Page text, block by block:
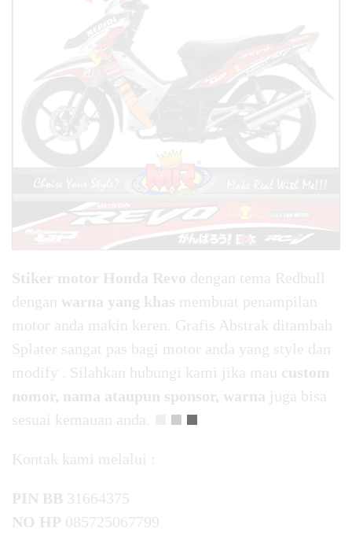
Stiker motor Honda Revo dengan tema Redbull
dengan warna yang khas membuat penampilan
motor anda makin keren. Grafis Abstrak ditambah
Splater sangat pas bagi motor anda yang style dan
modify . Silahkan hubungi kami jika mau custom
nomor, nama ataupun sponsor, warna juga bisa
sesuai kemauan anda.
Kontak kami melalui :
PIN BB 31664375
NO HP 085725067799